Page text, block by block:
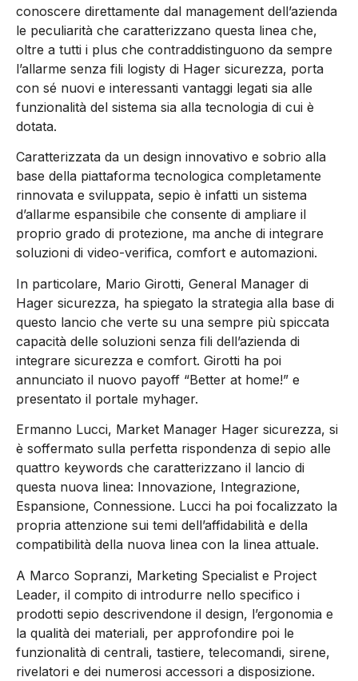
conoscere direttamente dal management dell’azienda
le peculiarità che caratterizzano questa linea che,
oltre a tutti i plus che contraddistinguono da sempre
l’allarme senza fili logisty di Hager sicurezza, porta
con sé nuovi e interessanti vantaggi legati sia alle
funzionalità del sistema sia alla tecnologia di cui è
dotata.
Caratterizzata da un design innovativo e sobrio alla
base della piattaforma tecnologica completamente
rinnovata e sviluppata, sepio è infatti un sistema
d’allarme espansibile che consente di ampliare il
proprio grado di protezione, ma anche di integrare
soluzioni di video-verifica, comfort e automazioni.
In particolare, Mario Girotti, General Manager di
Hager sicurezza, ha spiegato la strategia alla base di
questo lancio che verte su una sempre più spiccata
capacità delle soluzioni senza fili dell’azienda di
integrare sicurezza e comfort. Girotti ha poi
annunciato il nuovo payoff “Better at home!” e
presentato il portale myhager.
Ermanno Lucci, Market Manager Hager sicurezza, si
è soffermato sulla perfetta rispondenza di sepio alle
quattro keywords che caratterizzano il lancio di
questa nuova linea: Innovazione, Integrazione,
Espansione, Connessione. Lucci ha poi focalizzato la
propria attenzione sui temi dell’affidabilità e della
compatibilità della nuova linea con la linea attuale.
A Marco Sopranzi, Marketing Specialist e Project
Leader, il compito di introdurre nello specifico i
prodotti sepio descrivendone il design, l’ergonomia e
la qualità dei materiali, per approfondire poi le
funzionalità di centrali, tastiere, telecomandi, sirene,
rivelatori e dei numerosi accessori a disposizione.